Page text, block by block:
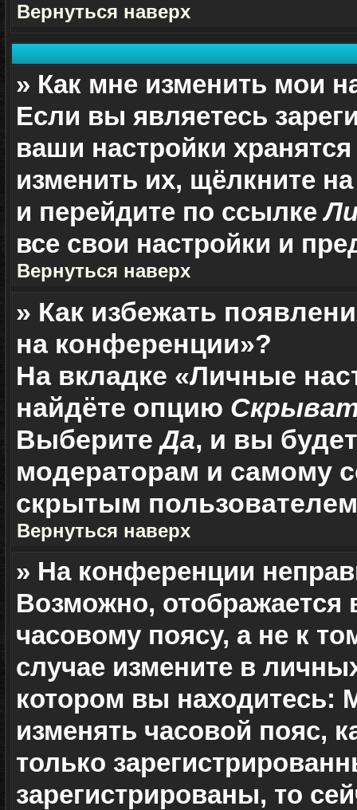
Вернуться наверх
» Как мне изменить мои
Если вы являетесь
ваши настройки
изменить их, щёлкните
и перейдите по ссылке
все свои настройки и
Вернуться наверх
» Как избежать
на конференции»?
На вкладке «Личные
найдёте опцию
ВыберитеДа, и вы
модераторам и самому
скрытым
Вернуться наверх
» На конференции
Возможно, отображается
часовому поясу, а не к
случае измените в
котором вы находитесь:
изменять часовой пояс,
только
зарегистрированы, то